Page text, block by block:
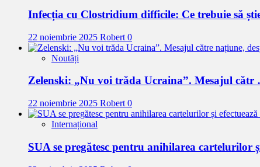
Infecția cu Clostridium difficile: Ce trebuie să
22 noiembrie 2025 Robert 0
Noutăți
Zelenski: „Nu voi trăda Ucraina”. Mesajul
22 noiembrie 2025 Robert 0
Internațional
SUA se pregătesc pentru anihilarea cartelurilor